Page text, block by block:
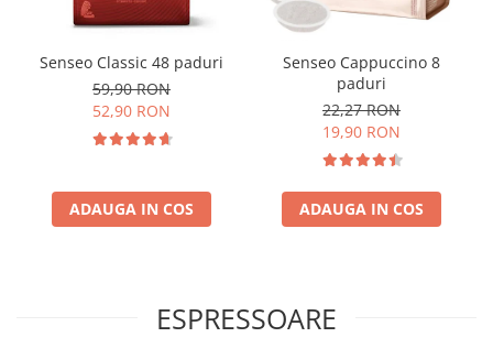
Senseo Classic 48 paduri
59,90 RON
52,90 RON
ADAUGA IN COS
Senseo Cappuccino 8
paduri
22,27 RON
19,90 RON
ADAUGA IN COS
ESPRESSOARE